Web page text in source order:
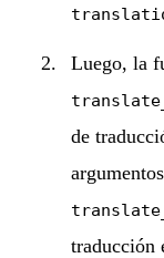
Luego, la
de
traducción